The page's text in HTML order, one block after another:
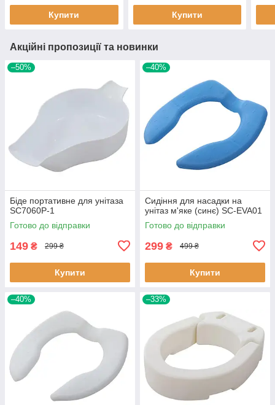
Купити Купити
Акційні пропозиції та новинки
–50%
Біде портативне для унітаза
SC7060P-1
Готово до відправки
149 ₴ 299 ₴
Купити
–40%
Сидіння для насадки на
унітаз м'яке (синє) SC-EVA01
Готово до відправки
299 ₴ 499 ₴
Купити
–40% –33%